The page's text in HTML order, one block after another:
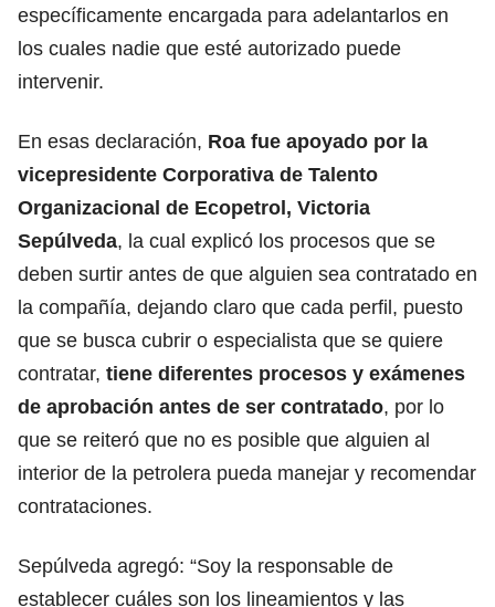
específicamente encargada para adelantarlos en
los cuales nadie que esté autorizado puede
intervenir.
En esas declaración, Roa fue apoyado por la
vicepresidente Corporativa de Talento
Organizacional de Ecopetrol, Victoria
Sepúlveda, la cual explicó los procesos que se
deben surtir antes de que alguien sea contratado en
la compañía, dejando claro que cada perfil, puesto
que se busca cubrir o especialista que se quiere
contratar, tiene diferentes procesos y exámenes
de aprobación antes de ser contratado, por lo
que se reiteró que no es posible que alguien al
interior de la petrolera pueda manejar y recomendar
contrataciones.
Sepúlveda agregó: “Soy la responsable de
establecer cuáles son los lineamientos y las